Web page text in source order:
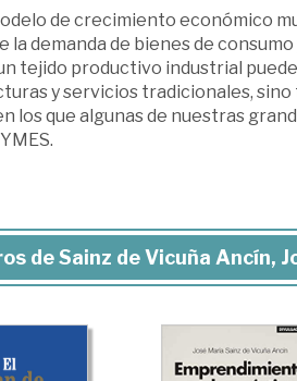
de crecimiento económico
la demanda de bienes de
tejido productivo industrial
y servicios tradicionales,
los que algunas de nuestras
de Sainz de Vicuña Ancín,